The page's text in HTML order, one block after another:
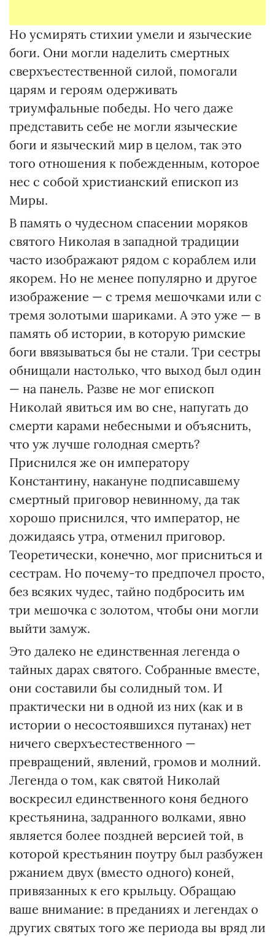
Но усмирять стихии умели и языческие
боги. Они могли наделить смертных
сверхъестественной силой, помогали
царям и героям одерживать
триумфальные победы. Но чего даже
представить себе не могли языческие
боги и языческий мир в целом, так это
того отношения к побежденным, которое
нес с собой христианский епископ из
Миры.
В память о чудесном спасении моряков
святого Николая в западной традиции
часто изображают рядом с кораблем или
якорем. Но не менее популярно и другое
изображение — с тремя мешочками или с
тремя золотыми шариками. А это уже — в
память об истории, в которую римские
боги ввязываться бы не стали. Три сестры
обнищали настолько, что выход был один
— на панель. Разве не мог епископ
Николай явиться им во сне, напугать до
смерти карами небесными и объяснить,
что уж лучше голодная смерть?
Приснился же он императору
Константину, накануне подписавшему
смертный приговор невинному, да так
хорошо приснился, что император, не
дожидаясь утра, отменил приговор.
Теоретически, конечно, мог присниться и
сестрам. Но почему-то предпочел просто,
без всяких чудес, тайно подбросить им
три мешочка с золотом, чтобы они могли
выйти замуж.
Это далеко не единственная легенда о
тайных дарах святого. Собранные вместе,
они составили бы солидный том. И
практически ни в одной из них (как и в
истории о несостоявшихся путанах) нет
ничего сверхъестественного —
превращений, явлений, громов и молний.
Легенда о том, как святой Николай
воскресил единственного коня бедного
крестьянина, задранного волками, явно
является более поздней версией той, в
которой крестьянин поутру был разбужен
ржанием двух (вместо одного) коней,
привязанных к его крыльцу. Обращаю
ваше внимание: в преданиях и легендах о
других святых того же периода вы вряд ли